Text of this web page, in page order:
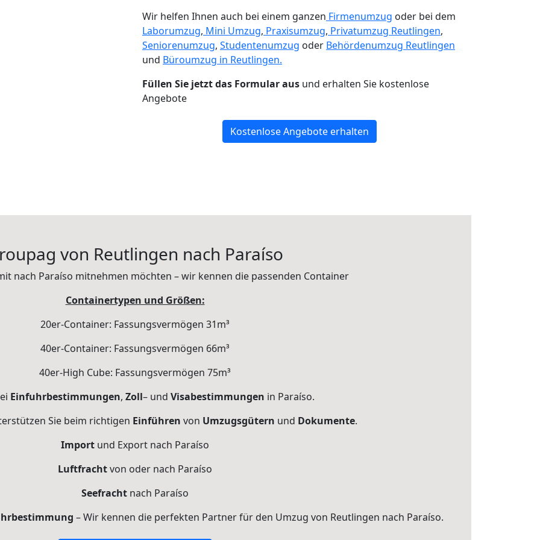
Wir helfen Ihnen auch bei einem ganzen Firmenumzug oder bei dem
Laborumzug, Mini Umzug, Praxisumzug, Privatumzug Reutlingen,
Seniorenumzug, Studentenumzug oder Behördenumzug Reutlingen
und Büroumzug in Reutlingen.
Füllen Sie jetzt das Formular aus und erhalten Sie kostenlose
Angebote
Kostenlose Angebote erhalten
von Reutlingen nach Paraíso
nach Paraíso mitnehmen möchten – wir kennen die passenden Container
Containertypen und Größen:
20er-Container: Fassungsvermögen 31m³
40er-Container: Fassungsvermögen 66m³
40er-High Cube: Fassungsvermögen 75m³
Einfuhrbestimmungen, Zoll– und Visabestimmungen in Paraíso.
Sie beim richtigen Einführen von Umzugsgütern und Dokumente.
Import und Export nach Paraíso
Luftfrachtvon oder nach Paraíso
Seefracht nach Paraíso
– Wir kennen die perfekten Partner für den Umzug von Reutlingen nach Paraíso.